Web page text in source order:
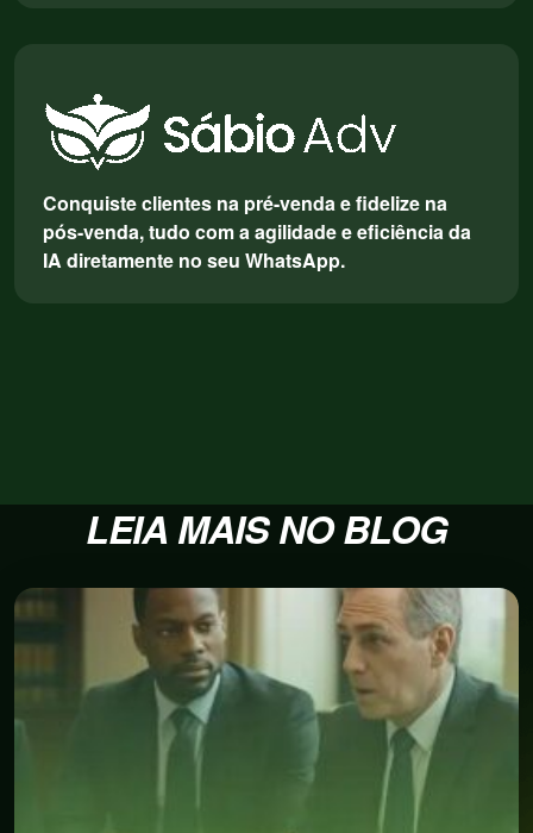
Conquiste clientes na pré-venda e fidelize na
pós-venda, tudo com a agilidade e eficiência da
IA diretamente no seu WhatsApp.
LEIA MAIS NO BLOG